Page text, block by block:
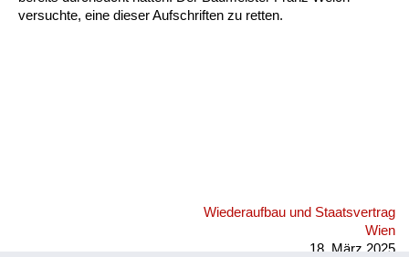
versuchte, eine dieser Aufschriften zu retten.
Wiederaufbau und Staatsvertrag
Wien
18. März 2025